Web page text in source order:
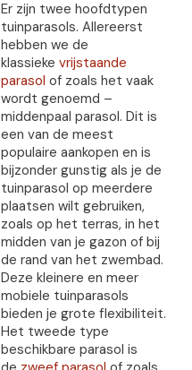
Er zijn twee hoofdtypen
tuinparasols. Allereerst
hebben we de
klassieke vrijstaande
parasol of zoals het vaak
wordt genoemd –
middenpaal parasol. Dit is
een van de meest
populaire aankopen en is
bijzonder gunstig als je de
tuinparasol op meerdere
plaatsen wilt gebruiken,
zoals op het terras, in het
midden van je gazon of bij
de rand van het zwembad.
Deze kleinere en meer
mobiele tuinparasols
bieden je grote flexibiliteit.
Het tweede type
beschikbare parasol is